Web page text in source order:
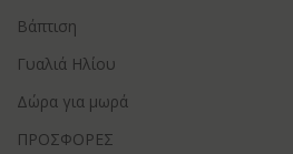
Βάπτιση
Γυαλιά Ηλίου
Δώρα για μωρά
ΠΡΟΣΦΟΡΕΣ